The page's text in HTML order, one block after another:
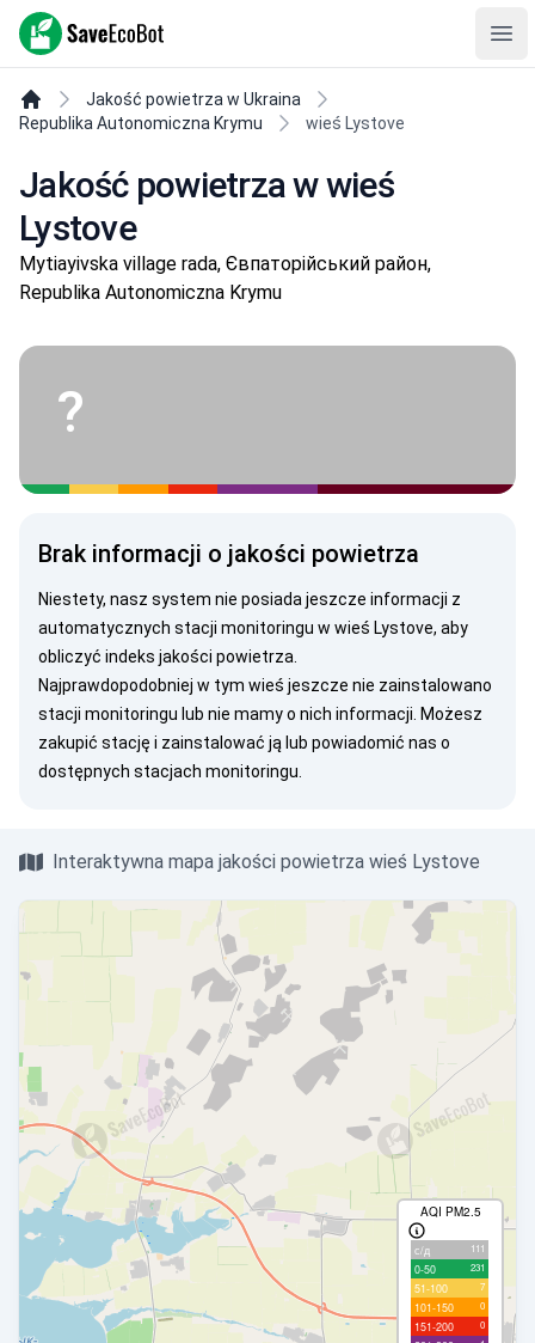
SaveEcoBot
Jakość powietrza w Ukraina
Republika Autonomiczna Krymu
wieś Lystove
Jakość powietrza w wieś
Lystove
Mytiayivska village rada, Євпаторійський район,
Republika Autonomiczna Krymu
?
Brak informacji o jakości powietrza
Niestety, nasz system nie posiada jeszcze informacji z
automatycznych stacji monitoringu w wieś Lystove, aby
obliczyć indeks jakości powietrza.
Najprawdopodobniej w tym wieś jeszcze nie zainstalowano
stacji monitoringu lub nie mamy o nich informacji. Możesz
zakupić stację i zainstalować ją lub powiadomić nas o
dostępnych stacjach monitoringu.
Interaktywna mapa jakości powietrza wieś Lystove
AQI PM2.5
с/д 111
0-50 231
51-100 7
101-150 0
151-200 0